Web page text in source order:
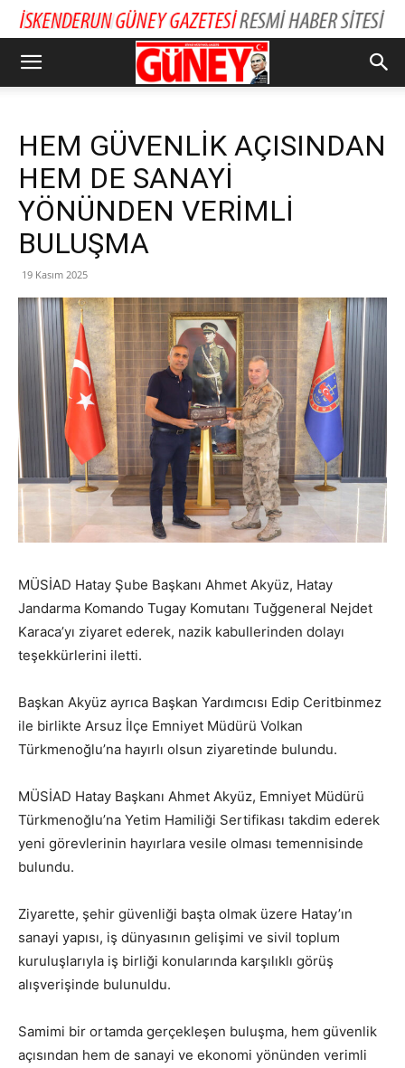
HEM GÜVENLİK AÇISINDAN
HEM DE SANAYİ
YÖNÜNDEN VERİMLİ
BULUŞMA
19 Kasım 2025
MÜSİAD Hatay Şube Başkanı Ahmet Akyüz, Hatay
Jandarma Komando Tugay Komutanı Tuğgeneral Nejdet
Karaca’yı ziyaret ederek, nazik kabullerinden dolayı
teşekkürlerini iletti.
Başkan Akyüz ayrıca Başkan Yardımcısı Edip Ceritbinmez
ile birlikte Arsuz İlçe Emniyet Müdürü Volkan
Türkmenoğlu’na hayırlı olsun ziyaretinde bulundu.
MÜSİAD Hatay Başkanı Ahmet Akyüz, Emniyet Müdürü
Türkmenoğlu’na Yetim Hamiliği Sertifikası takdim ederek
yeni görevlerinin hayırlara vesile olması temennisinde
bulundu.
Ziyarette, şehir güvenliği başta olmak üzere Hatay’ın
sanayi yapısı, iş dünyasının gelişimi ve sivil toplum
kuruluşlarıyla iş birliği konularında karşılıklı görüş
alışverişinde bulunuldu.
Samimi bir ortamda gerçekleşen buluşma, hem güvenlik
açısından hem de sanayi ve ekonomi yönünden verimli